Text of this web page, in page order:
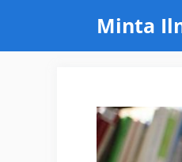
content
Minta